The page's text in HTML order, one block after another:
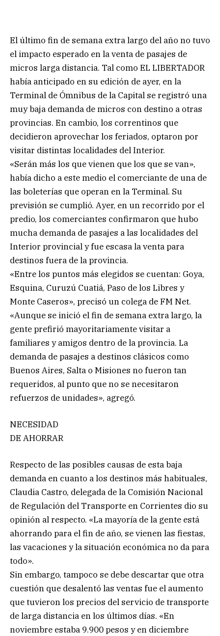
El último fin de semana extra largo del año no tuvo
el impacto esperado en la venta de pasajes de
micros larga distancia. Tal como EL LIBERTADOR
había anticipado en su edición de ayer, en la
Terminal de Ómnibus de la Capital se registró una
muy baja demanda de micros con destino a otras
provincias. En cambio, los correntinos que
decidieron aprovechar los feriados, optaron por
visitar distintas localidades del Interior.
«Serán más los que vienen que los que se van»,
había dicho a este medio el comerciante de una de
las boleterías que operan en la Terminal. Su
previsión se cumplió. Ayer, en un recorrido por el
predio, los comerciantes confirmaron que hubo
mucha demanda de pasajes a las localidades del
Interior provincial y fue escasa la venta para
destinos fuera de la provincia.
«Entre los puntos más elegidos se cuentan: Goya,
Esquina, Curuzú Cuatiá, Paso de los Libres y
Monte Caseros», precisó un colega de FM Net.
«Aunque se inició el fin de semana extra largo, la
gente prefirió mayoritariamente visitar a
familiares y amigos dentro de la provincia. La
demanda de pasajes a destinos clásicos como
Buenos Aires, Salta o Misiones no fueron tan
requeridos, al punto que no se necesitaron
refuerzos de unidades», agregó.
NECESIDAD
DE AHORRAR
Respecto de las posibles causas de esta baja
demanda en cuanto a los destinos más habituales,
Claudia Castro, delegada de la Comisión Nacional
de Regulación del Transporte en Corrientes dio su
opinión al respecto. «La mayoría de la gente está
ahorrando para el fin de año, se vienen las fiestas,
las vacaciones y la situación económica no da para
todo».
Sin embargo, tampoco se debe descartar que otra
cuestión que desalentó las ventas fue el aumento
que tuvieron los precios del servicio de transporte
de larga distancia en los últimos días. «En
noviembre estaba 9.900 pesos y en diciembre